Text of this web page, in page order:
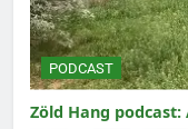
PODCAST
Zöld Hang podcast: